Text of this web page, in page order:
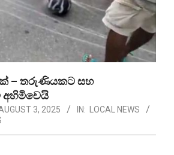
– තරුණියකට සහ
3, 2025 IN:
LOCAL NEWS